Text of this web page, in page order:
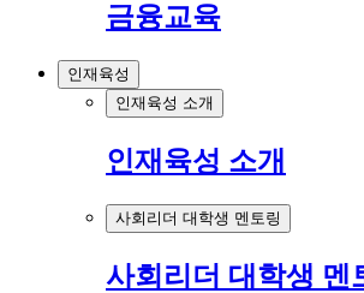
금융교육
인재육성
인재육성 소개
인재육성 소개
사회리더 대학생 멘토링
사회리더 대학생 멘